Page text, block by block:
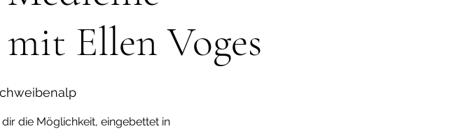
Ellen Voges
die Möglichkeit, eingebettet in